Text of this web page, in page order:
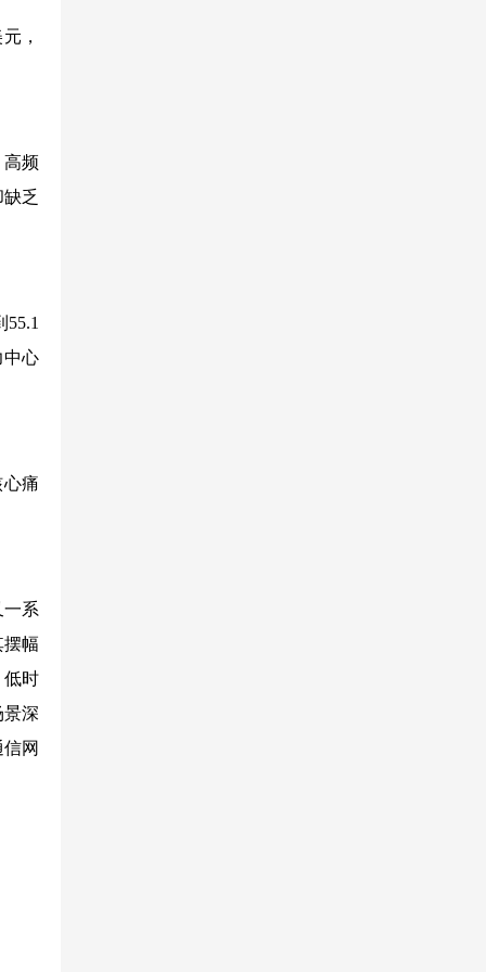
，
频
乏
中心
痛
系
幅
低时
深
网